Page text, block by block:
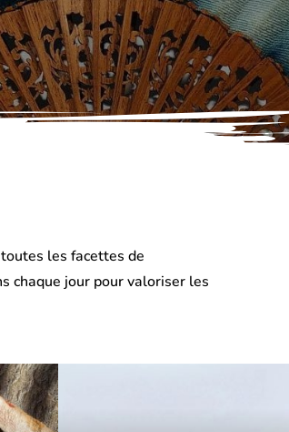
les facettes de
chaque jour pour valoriser les